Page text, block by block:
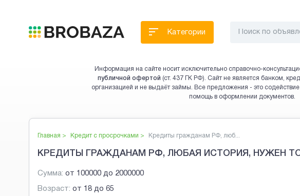
Категории
Информация на сайте носит исключительно справочно-
публичной офертой (ст. 437 ГК РФ). Сайт не является банком,
организацией и не выдаёт займы. Все предложения - это
помощь в оформлении документов.
Главная > Кредит с просрочками > Кредиты гражданам РФ, люб...
КРЕДИТЫ ГРАЖДАНАМ РФ, ЛЮБАЯ ИСТОРИЯ, НУЖЕН
Сумма: от 100000 до 2000000
Возраст: от 18 до 65